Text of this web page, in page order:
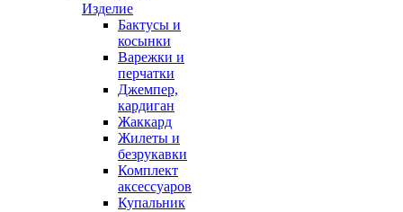
Изделие
Бактусы и
косынки
Варежки и
перчатки
Джемпер,
кардиган
Жаккард
Жилеты и
безрукавки
Комплект
аксессуаров
Купальник